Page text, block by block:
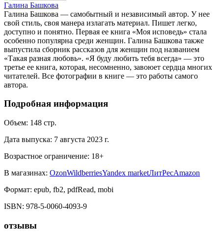
Галина Башкова
Галина Башкова — самобытный и независимый автор. У нее
свой стиль, своя манера излагать материал. Пишет легко,
доступно и понятно. Первая ее книга «Моя исповедь» стала
особенно популярна среди женщин. Галина Башкова также
выпустила сборник рассказов для женщин под названием
«Такая разная любовь». «Я буду любить тебя всегда» — это
третье ее книга, которая, несомненно, завоюет сердца многих
читателей. Все фотографии в книге — это работы самого
автора.
Подробная информация
Объем: 148 стр.
Дата выпуска: 7 августа 2023 г.
Возрастное ограничение: 18+
В магазинах: OzonWildberriesYandex marketЛитРесAmazon
Формат: epub, fb2, pdfRead, mobi
ISBN: 978-5-0060-4093-9
отзывы